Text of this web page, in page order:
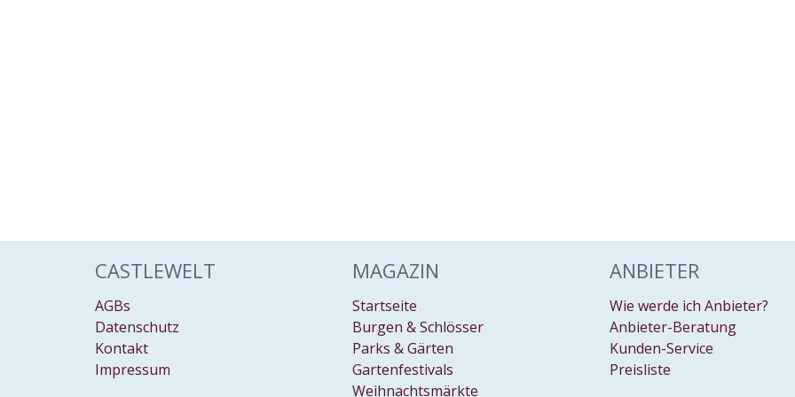
CASTLEWELT
AGBs
Datenschutz
Kontakt
Impressum
MAGAZIN
Startseite
Burgen & Schlösser
Parks & Gärten
Gartenfestivals
Weihnachtsmärkte
ANBIETER
Wie werde ich Anbieter?
Anbieter-Beratung
Kunden-Service
Preisliste